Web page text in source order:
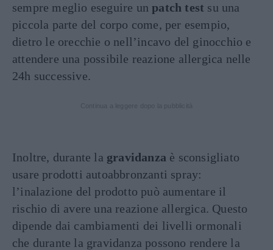
sempre meglio eseguire unpatch test su una
piccola parte del corpo come, per esempio,
dietro le orecchie o nell’incavo del ginocchio e
attendere una possibile reazione allergica nelle
24h successive.
Inoltre, durante la gravidanza è sconsigliato
usare prodotti autoabbronzanti spray:
l’inalazione del prodotto può aumentare il
rischio di avere una reazione allergica. Questo
dipende dai cambiamenti dei livelli ormonali
che durante la gravidanza possono rendere la